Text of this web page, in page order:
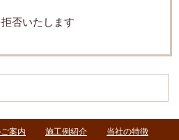
否いたします
案内 施工例紹介
当社の特徴